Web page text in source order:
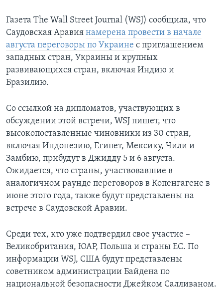
Газета The Wall Street Journal (WSJ) сообщила, что
Саудовская Аравия намерена провести в начале
августа переговоры по Украине с приглашением
западных стран, Украины и крупных
развивающихся стран, включая Индию и
Бразилию.
Со ссылкой на дипломатов, участвующих в
обсуждении этой встречи, WSJ пишет, что
высокопоставленные чиновники из 30 стран,
включая Индонезию, Египет, Мексику, Чили и
Замбию, прибудут в Джидду 5 и 6 августа.
Ожидается, что страны, участвовавшие в
аналогичном раунде переговоров в Копенгагене в
июне этого года, также будут представлены на
встрече в Саудовской Аравии.
Среди тех, кто уже подтвердил свое участие –
Великобритания, ЮАР, Польша и страны ЕС. По
информации WSJ, США будут представлены
советником администрации Байдена по
национальной безопасности Джейком Салливаном.